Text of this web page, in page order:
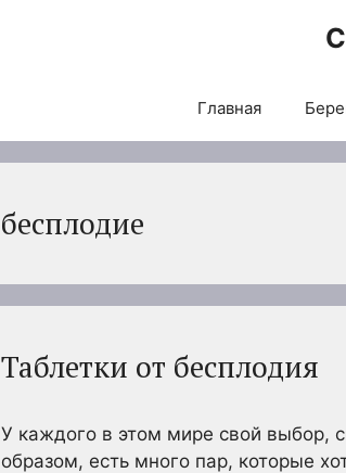
Главная
бесплодие
Таблетки от бесплодия
У каждого в этом мире свой выбор,
образом, есть много пар, которые